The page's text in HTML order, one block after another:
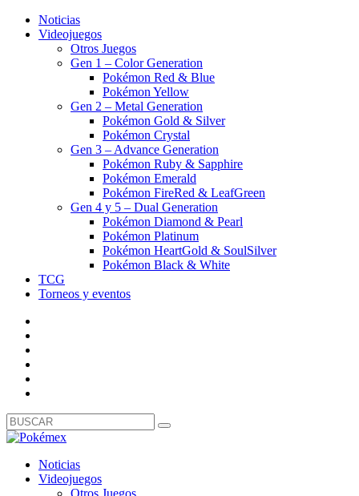
Noticias
Videojuegos
Otros Juegos
Gen 1 – Color Generation
Pokémon Red & Blue
Pokémon Yellow
Gen 2 – Metal Generation
Pokémon Gold & Silver
Pokémon Crystal
Gen 3 – Advance Generation
Pokémon Ruby & Sapphire
Pokémon Emerald
Pokémon FireRed & LeafGreen
Gen 4 y 5 – Dual Generation
Pokémon Diamond & Pearl
Pokémon Platinum
Pokémon HeartGold & SoulSilver
Pokémon Black & White
TCG
Torneos y eventos
Noticias
Videojuegos
Otros Juegos